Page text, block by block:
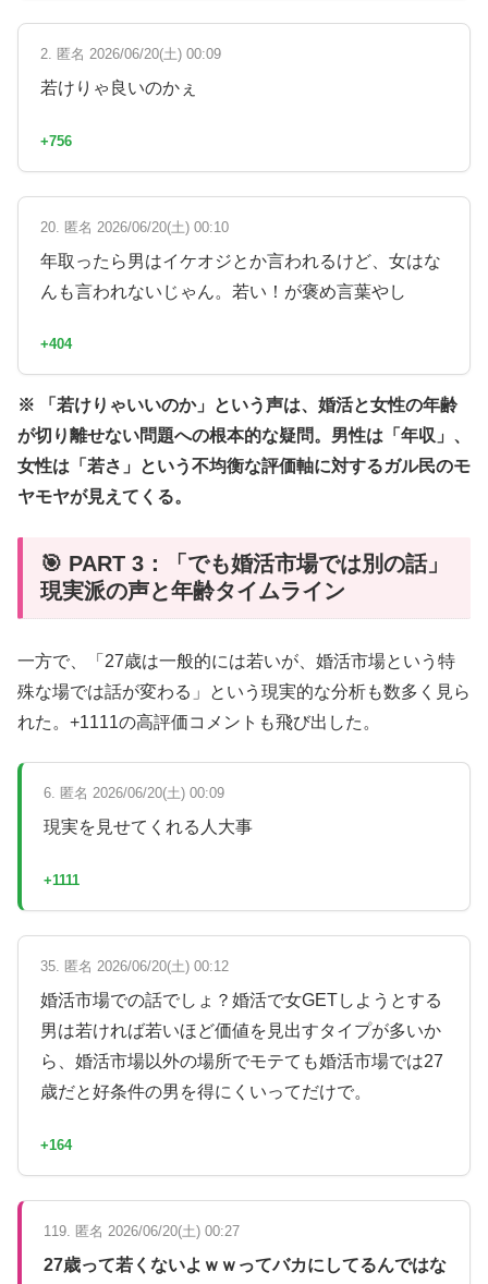
2. 匿名 2026/06/20(土) 00:09
若けりゃ良いのかぇ
+756
20. 匿名 2026/06/20(土) 00:10
年取ったら男はイケオジとか言われるけど、女はな
んも言われないじゃん。若い！が褒め言葉やし
+404
※ 「若けりゃいいのか」という声は、婚活と女性の年齢
が切り離せない問題への根本的な疑問。男性は「年収」、
女性は「若さ」という不均衡な評価軸に対するガル民のモ
ヤモヤが見えてくる。
🎯 PART 3：「でも婚活市場では別の話」
現実派の声と年齢タイムライン
一方で、「27歳は一般的には若いが、婚活市場という特
殊な場では話が変わる」という現実的な分析も数多く見ら
れた。+1111の高評価コメントも飛び出した。
6. 匿名 2026/06/20(土) 00:09
現実を見せてくれる人大事
+1111
35. 匿名 2026/06/20(土) 00:12
婚活市場での話でしょ？婚活で女GETしようとする
男は若ければ若いほど価値を見出すタイプが多いか
ら、婚活市場以外の場所でモテても婚活市場では27
歳だと好条件の男を得にくいってだけで。
+164
119. 匿名 2026/06/20(土) 00:27
27歳って若くないよｗｗってバカにしてるんではな